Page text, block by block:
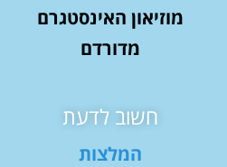
מוזיאון האינסטגרם
מדורדם
חשוב לדעת
המלצות